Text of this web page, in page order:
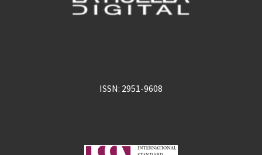
ISSN: 2951-9608